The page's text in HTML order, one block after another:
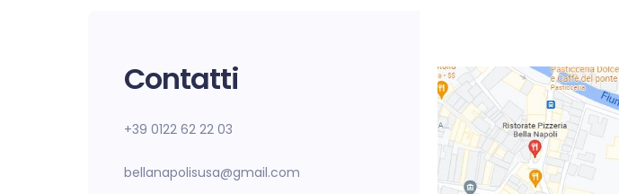
Contatti
+39 0122 62 22 03
bellanapolisusa@gmail.com